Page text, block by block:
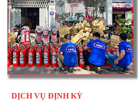
DỊCH VỤ ĐỊNH KỲ